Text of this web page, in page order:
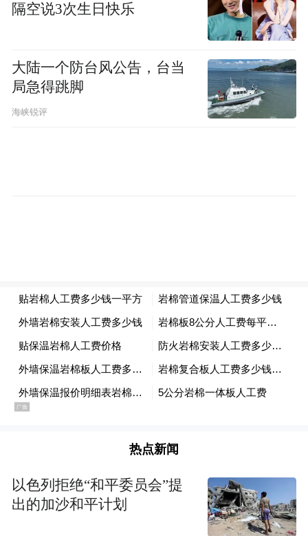
隔空说3次生日快乐
大陆一个防台风公告，台当
局急得跳脚
海峡锐评
热点新闻
以色列拒绝“和平委员会”提
出的加沙和平计划